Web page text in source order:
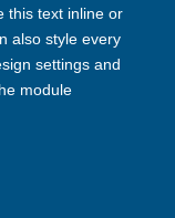
this text inline or
also style every
settings and
module